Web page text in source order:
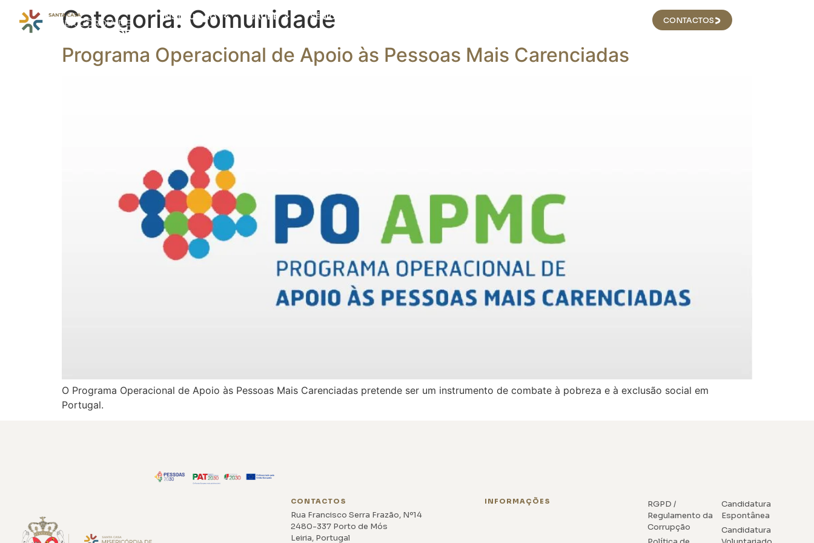
INSTITUIÇÃO SAÚDE SÉNIOR CONTACTOS
Categoria: Comunidade
Programa Operacional de Apoio às Pessoas Mais Carenciadas
O Programa Operacional de Apoio às Pessoas Mais Carenciadas pretende ser um instrumento de combate à pobreza e à exclusão social em
Portugal.
CONTACTOS
Rua Francisco Serra Frazão, Nº14
2480-337 Porto de Mós
Leiria, Portugal
INFORMAÇÕES
RGPD /
Regulamento da
Corrupção
Candidatura
Espontânea
Candidatura